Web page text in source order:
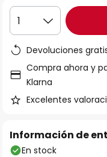
1
Devoluciones
Compra ahora y
Klarna
Excelentes
Información de
En stock